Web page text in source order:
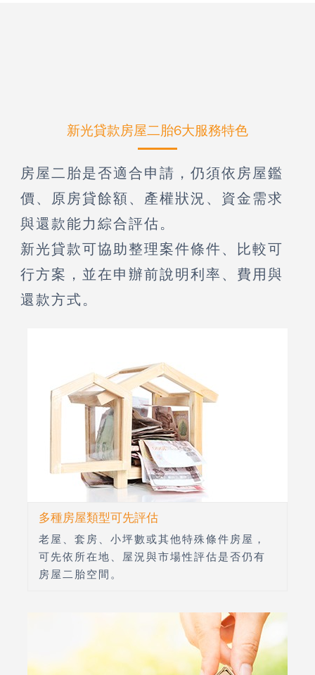
新光貸款房屋二胎6大服務特色
房屋二胎是否適合申請，仍須依房屋鑑
價、原房貸餘額、產權狀況、資金需求
與還款能力綜合評估。
新光貸款可協助整理案件條件、比較可
行方案，並在申辦前說明利率、費用與
還款方式。
多種房屋類型可先評估
老屋、套房、小坪數或其他特殊條件房屋，
可先依所在地、屋況與市場性評估是否仍有
房屋二胎空間。